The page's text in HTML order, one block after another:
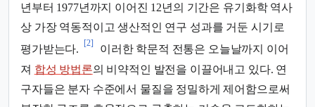
년부터 1977년까지 이어진 12년의 기간은 유기화학 역사
상 가장 역동적이고 생산적인 연구 성과를 거둔 시기로
평가받는다.
[2]
이러한 학문적 전통은 오늘날까지 이어
져 합성 방법론의 비약적인 발전을 이끌어내고 있다. 연
구자들은 분자 수준에서 물질을 정밀하게 제어함으로써